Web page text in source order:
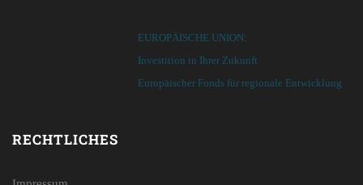
EUROPÄISCHE UNION:
Investition in Ihrer Zukunft
Europäischer Fonds für regionale Entwicklung
RECHTLICHES